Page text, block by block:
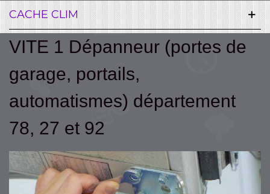
CACHE CLIM
VITE 1 Dépanneur (portes de
garage, portails,
automatismes) département
78, 27 et 92